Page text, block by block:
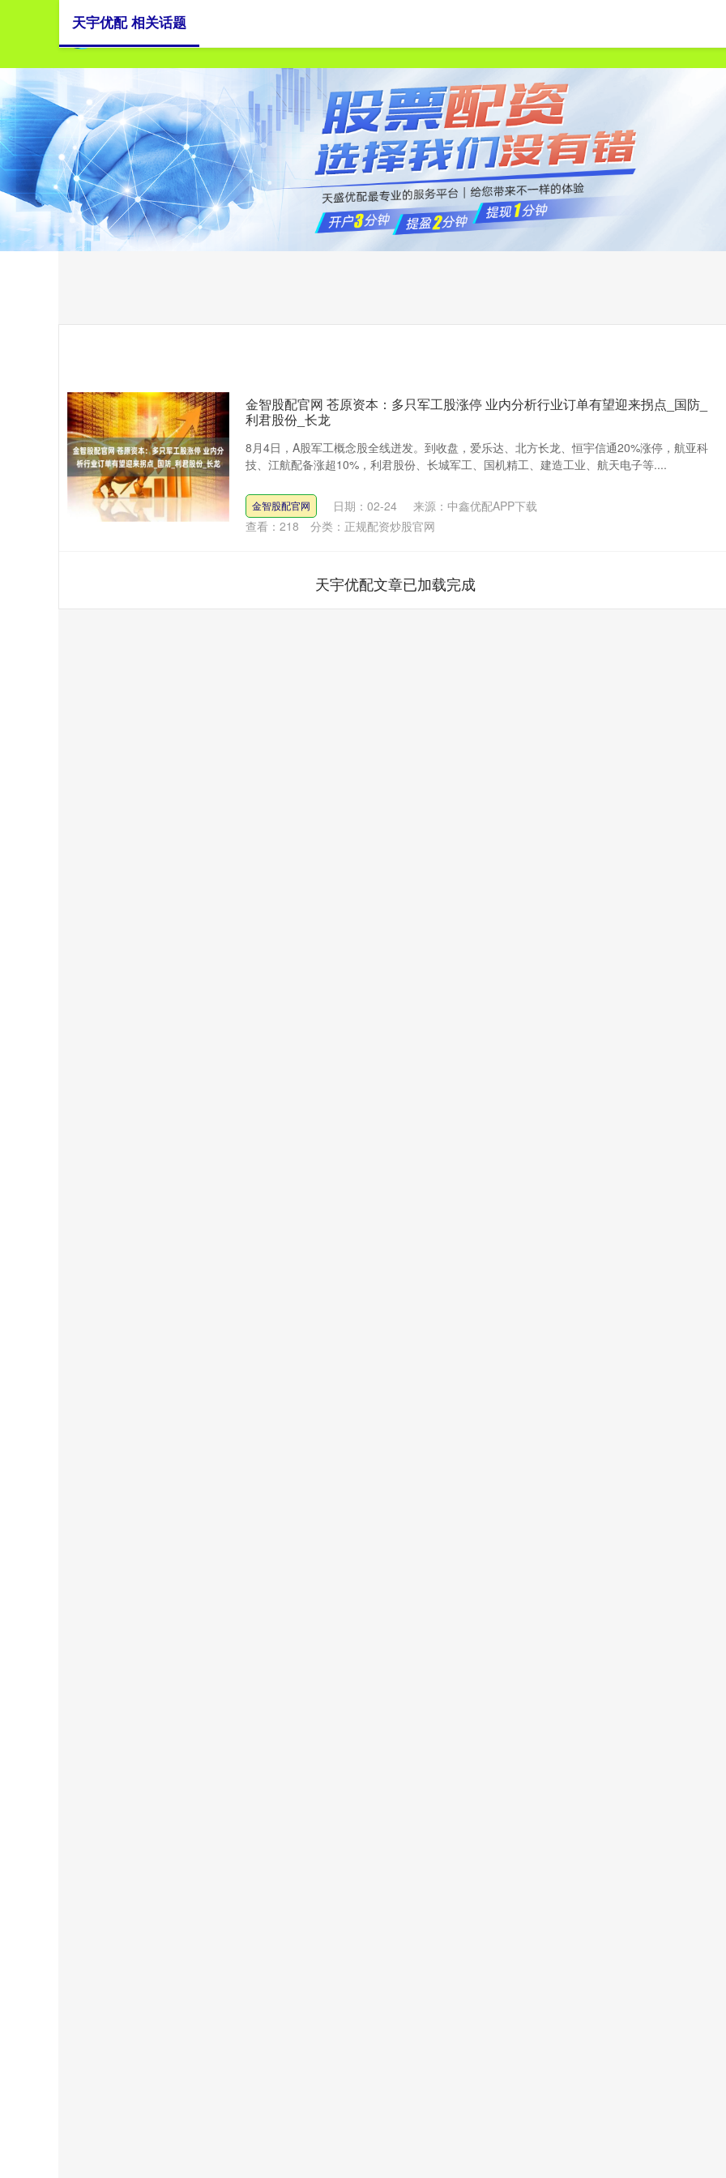
天宇优配 相关话题
金智股配官网 苍原资本：多只军工股涨停 业内分析行业订单有望迎来拐点_国防_
利君股份_长龙
8月4日，A股军工概念股全线迸发。到收盘，爱乐达、北方长龙、恒宇信通20%涨停，航亚科
技、江航配备涨超10%，利君股份、长城军工、国机精工、建造工业、航天电子等....
金智股配官网 日期：02-24
来源：中鑫优配APP下载
查看： 218 分类： 正规配资炒股官网
天宇优配文章已加载完成